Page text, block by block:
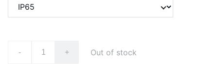
- + Out of stock